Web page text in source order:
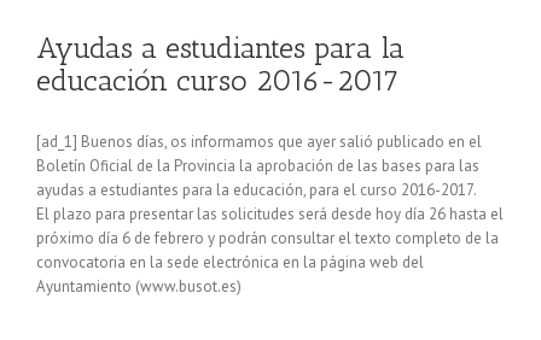
Ayudas a estudiantes para la
educación curso 2016-2017
[ad_1] Buenos días, os informamos que ayer salió publicado en el
Boletín Oficial de la Provincia la aprobación de las bases para las
ayudas a estudiantes para la educación, para el curso 2016-2017.
El plazo para presentar las solicitudes será desde hoy día 26 hasta el
próximo día 6 de febrero y podrán consultar el texto completo de la
convocatoria en la sede electrónica en la página web del
Ayuntamiento (www.busot.es)